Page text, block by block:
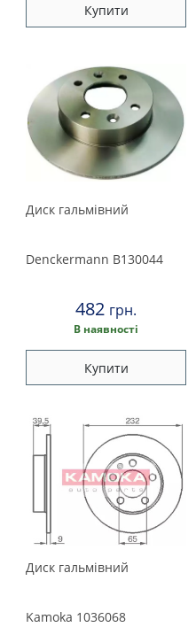
Mercedes
Mitsubishi
Nissan
Renault
Rover
Saab
Seat
Skoda
Smart
Lemforder
Metelli
Meyle
Nipparts
NK
Profit
Protechnic
Remsa
SNR (NTN)
Textar
Trucktec automotive
TRW
Zimmermann
Купити
Диск гальмівний
Denckermann B130044
482 грн.
В наявності
Купити
Диск гальмівний
Kamoka 1036068